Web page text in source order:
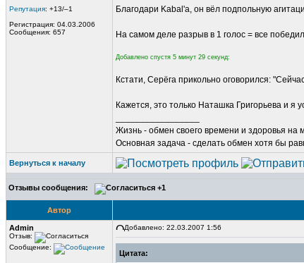
Репутация: +13/–1
Регистрация: 04.03.2006
Сообщения: 657
Благодари Kabal'a, он вёл подпольную
На самом деле разрыв в 1 голос = все
Добавлено спустя 5 минут 29 секунд:
Кстати, Серёга прикольно оговорился:
Кажется, это только Наташка Григорьева и я
Жизнь - обмен своего времени и здоровья на
Основная задача - сделать обмен хотя бы
Вернуться к началу
Отзывы сообщения: +1
Автор
Admin
Отзыв:
Сообщение:
Добавлено: 22.03.2007 1:56
Цитата: